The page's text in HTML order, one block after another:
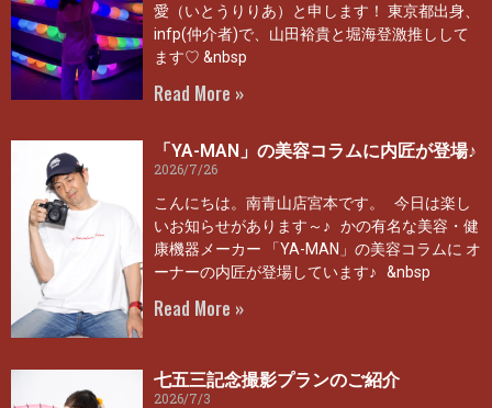
愛（いとうりりあ）と申します！ 東京都出身、
infp(仲介者)で、山田裕貴と堀海登激推しして
ます♡ &nbsp
Read More »
「YA-MAN」の美容コラムに内匠が登場♪
2026/7/26
こんにちは。南青山店宮本です。 今日は楽し
いお知らせがあります～♪ かの有名な美容・健
康機器メーカー 「YA-MAN」の美容コラムに オ
ーナーの内匠が登場しています♪ &nbsp
Read More »
七五三記念撮影プランのご紹介
2026/7/3